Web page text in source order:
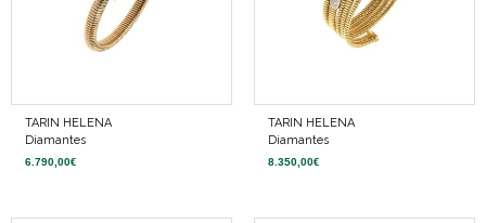
TARIN HELENA
Diamantes
6.790,00€
TARIN HELENA
Diamantes
8.350,00€